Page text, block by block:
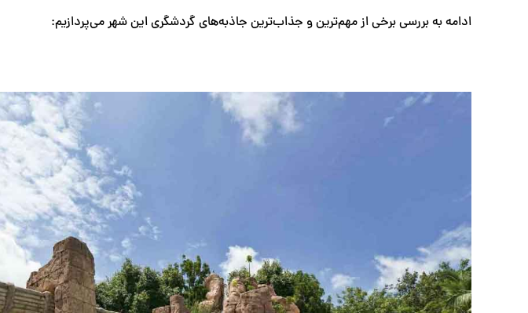
ادامه به بررسی برخی از مهم‌ترین و جذاب‌ترین جاذبه‌های گردشگری این شهر می‌پردازیم: